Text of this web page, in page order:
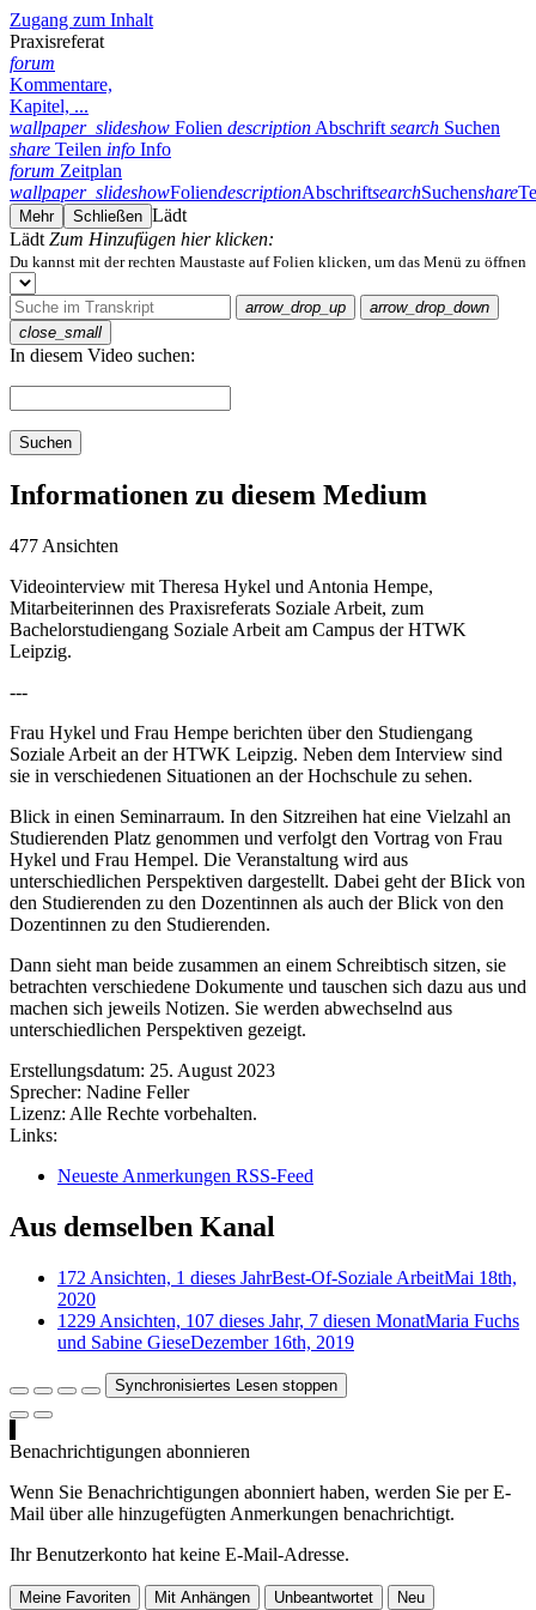
Zugang zum Inhalt
Praxisreferat
forum
Kommentare,
Kapitel, ...
wallpaper_slideshow Folien description Abschrift search Suchen
share Teilen info Info
forum Zeitplan
wallpaper_slideshowFoliendescriptionAbschriftsearchSuchenshare
Mehr Schließen Lädt
Lädt Zum Hinzufügen hier klicken:
Du kannst mit der rechten Maustaste auf Folien klicken, um das Menü zu öffnen
arrow_drop_up
arrow_drop_down
close_small
In diesem Video suchen:
Suchen
Informationen zu diesem Medium
477 Ansichten
Videointerview mit Theresa Hykel und Antonia Hempe,
Mitarbeiterinnen des Praxisreferats Soziale Arbeit, zum
Bachelorstudiengang Soziale Arbeit am Campus der HTWK
Leipzig.
---
Frau Hykel und Frau Hempe berichten über den Studiengang
Soziale Arbeit an der HTWK Leipzig. Neben dem Interview sind
sie in verschiedenen Situationen an der Hochschule zu sehen.
Blick in einen Seminarraum. In den Sitzreihen hat eine Vielzahl an
Studierenden Platz genommen und verfolgt den Vortrag von Frau
Hykel und Frau Hempel. Die Veranstaltung wird aus
unterschiedlichen Perspektiven dargestellt. Dabei geht der BIick von
den Studierenden zu den Dozentinnen als auch der Blick von den
Dozentinnen zu den Studierenden.
Dann sieht man beide zusammen an einem Schreibtisch sitzen, sie
betrachten verschiedene Dokumente und tauschen sich dazu aus und
machen sich jeweils Notizen. Sie werden abwechselnd aus
unterschiedlichen Perspektiven gezeigt.
Erstellungsdatum: 25. August 2023
Sprecher: Nadine Feller
Lizenz: Alle Rechte vorbehalten.
Links:
Neueste Anmerkungen RSS-Feed
Aus demselben Kanal
172 Ansichten, 1 dieses JahrBest-Of-Soziale ArbeitMai 18th,
2020
1229 Ansichten, 107 dieses Jahr, 7 diesen MonatMaria Fuchs
und Sabine GieseDezember 16th, 2019
Synchronisiertes Lesen stoppen
Benachrichtigungen abonnieren
Wenn Sie Benachrichtigungen abonniert haben, werden Sie per E-
Mail über alle hinzugefügten Anmerkungen benachrichtigt.
Ihr Benutzerkonto hat keine E-Mail-Adresse.
Meine Favoriten Mit Anhängen Unbeantwortet Neu